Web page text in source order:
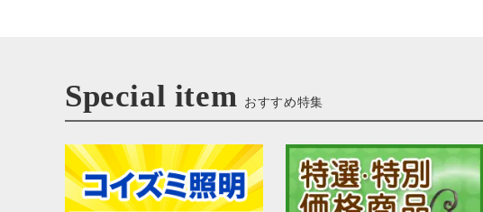
Special item おすすめ特集